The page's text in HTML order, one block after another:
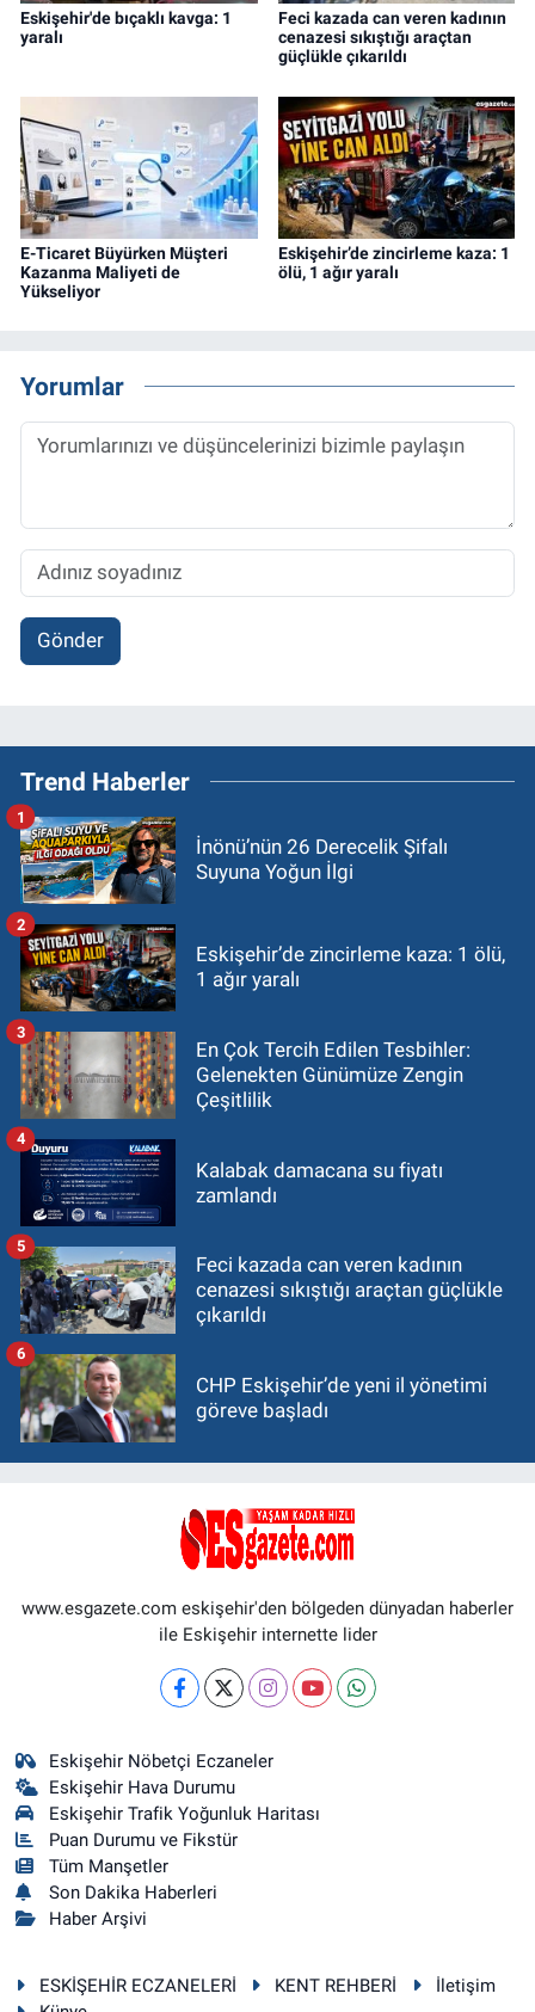
Eskişehir'de bıçaklı kavga: 1
yaralı
Feci kazada can veren kadının
cenazesi sıkıştığı araçtan
güçlükle çıkarıldı
E-Ticaret Büyürken Müşteri
Kazanma Maliyeti de
Yükseliyor
Eskişehir’de zincirleme kaza: 1
ölü, 1 ağır yaralı
Yorumlar
Gönder
Trend Haberler
İnönü’nün 26 Derecelik Şifalı
Suyuna Yoğun İlgi
1
Eskişehir’de zincirleme kaza: 1 ölü,
1 ağır yaralı
2
En Çok Tercih Edilen Tesbihler:
Gelenekten Günümüze Zengin
Çeşitlilik
3
Kalabak damacana su fiyatı
zamlandı
4
Feci kazada can veren kadının
cenazesi sıkıştığı araçtan güçlükle
çıkarıldı
5
CHP Eskişehir’de yeni il yönetimi
göreve başladı
6
www.esgazete.com eskişehir'den bölgeden dünyadan haberler
ile Eskişehir internette lider
Eskişehir Nöbetçi Eczaneler
Eskişehir Hava Durumu
Eskişehir Trafik Yoğunluk Haritası
Puan Durumu ve Fikstür
Tüm Manşetler
Son Dakika Haberleri
Haber Arşivi
ESKİŞEHİR ECZANELERİ KENT REHBERİ
İletişim